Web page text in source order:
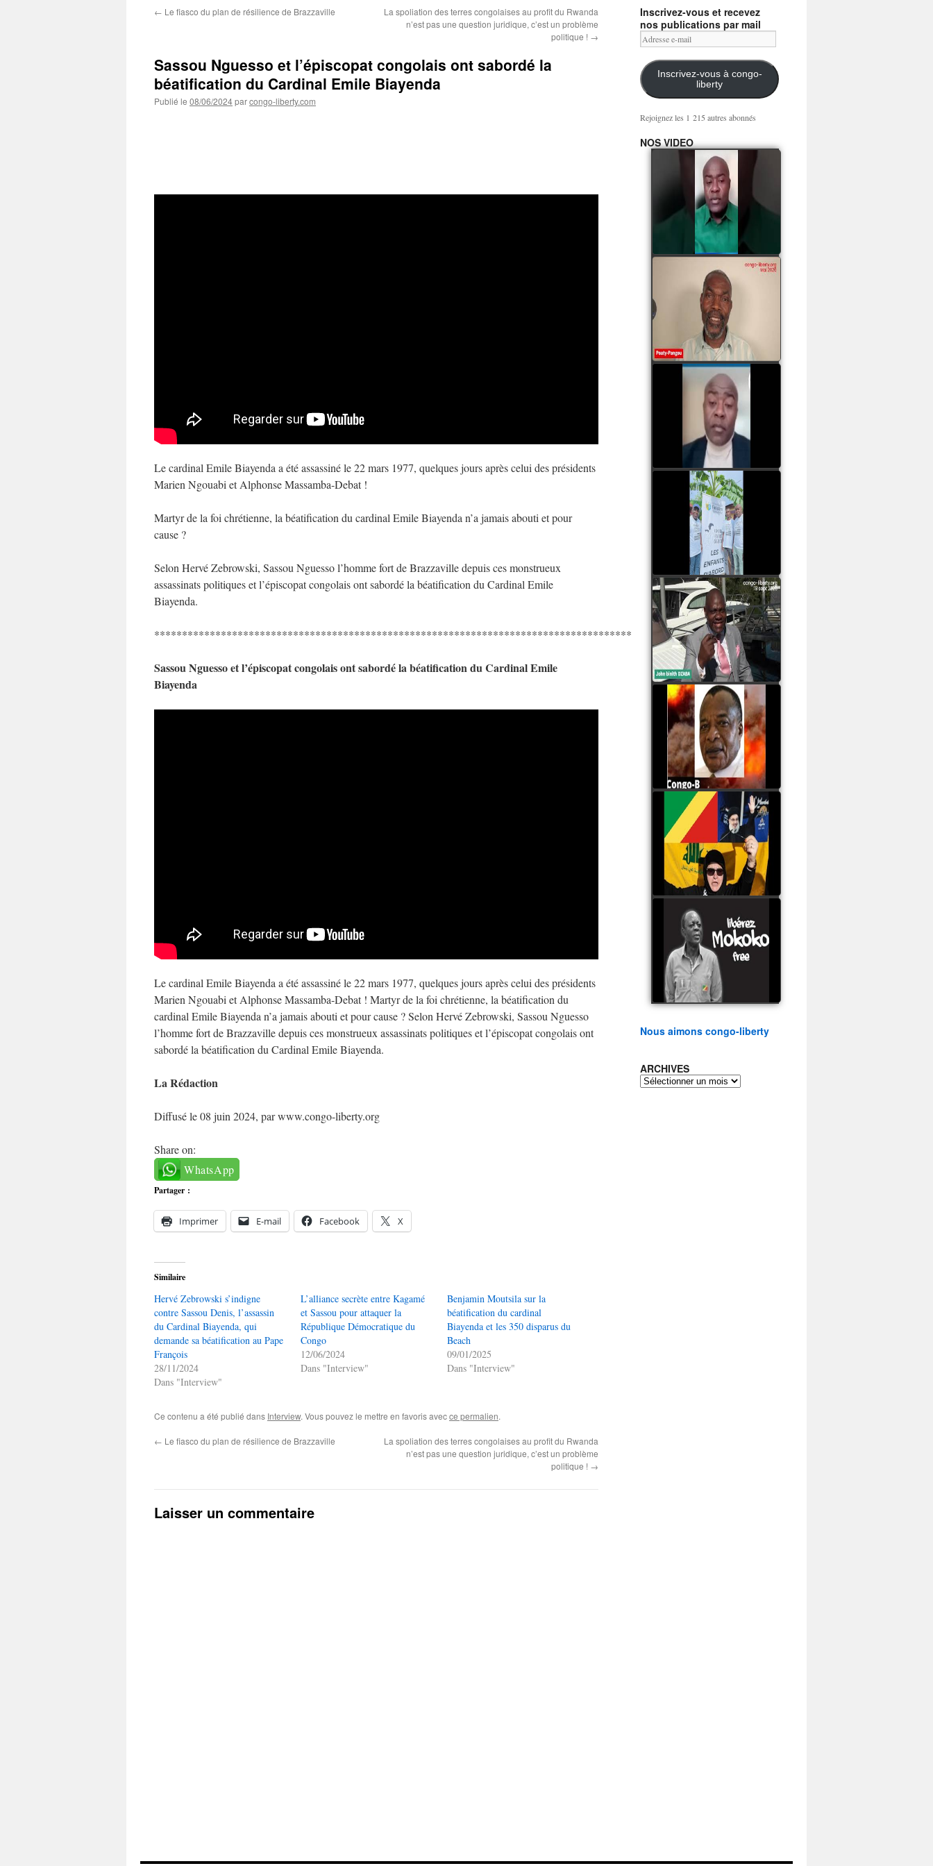
← Le fiasco du plan de résilience de Brazzaville
La spoliation des terres congolaises au profit du Rwanda
n’est pas une question juridique, c’est un problème
politique ! →
Sassou Nguesso et l’épiscopat congolais ont sabordé la
béatification du Cardinal Emile Biayenda
Publié le 08/06/2024parcongo-liberty.com
Le cardinal Emile Biayenda a été assassiné le 22 mars 1977, quelques jours après celui des présidents
Marien Ngouabi et Alphonse Massamba-Debat !
Martyr de la foi chrétienne, la béatification du cardinal Emile Biayenda n’a jamais abouti et pour
cause ?
Selon Hervé Zebrowski, Sassou Nguesso l’homme fort de Brazzaville depuis ces monstrueux
assassinats politiques et l’épiscopat congolais ont sabordé la béatification du Cardinal Emile
Biayenda.
**************************************************************************************
Sassou Nguesso et l’épiscopat congolais ont sabordé la béatification du Cardinal Emile
Biayenda
Le cardinal Emile Biayenda a été assassiné le 22 mars 1977, quelques jours après celui des présidents
Marien Ngouabi et Alphonse Massamba-Debat ! Martyr de la foi chrétienne, la béatification du
cardinal Emile Biayenda n’a jamais abouti et pour cause ? Selon Hervé Zebrowski, Sassou Nguesso
l’homme fort de Brazzaville depuis ces monstrueux assassinats politiques et l’épiscopat congolais ont
sabordé la béatification du Cardinal Emile Biayenda.
La Rédaction
Diffusé le 08 juin 2024, par www.congo-liberty.org
Share on:
WhatsApp
Partager :
Imprimer E-mail Facebook X
Similaire
Hervé Zebrowski s’indigne
contre Sassou Denis, l’assassin
du Cardinal Biayenda, qui
demande sa béatification au Pape
François
28/11/2024
Dans "Interview"
L’alliance secrète entre Kagamé
et Sassou pour attaquer la
République Démocratique du
Congo
12/06/2024
Dans "Interview"
Benjamin Moutsila sur la
béatification du cardinal
Biayenda et les 350 disparus du
Beach
09/01/2025
Dans "Interview"
Ce contenu a été publié dans Interview. Vous pouvez le mettre en favoris avecce permalien.
← Le fiasco du plan de résilience de Brazzaville
La spoliation des terres congolaises au profit du Rwanda
n’est pas une question juridique, c’est un problème
politique ! →
Laisser un commentaire
Inscrivez-vous et recevez
nos publications par mail
Adresse
e-
mail
Inscrivez-vous à congo-
liberty
Rejoignez les 1 215 autres abonnés
NOS VIDEO
Mingwa BIANGO : Ni
les mercenaires russes,
ni la garde présidentielle
ne mourront pour
Sassou Denis
watch video
POATY PANGOU
parle de la coquille vide
Collinet Makosso, des
assassinats des jeunes
par Serge OBOA
watch video
Sassou Nguesso est
revenu au pouvoir par
les armes, il ne quittera
le pouvoir que par la
force
watch video
watch video
John Binith Dzaba
s'exprime sur le voyage
de Rodrigue Malanda
Samba à Paris
watch video
Poaty Pangou La
Conférence des ethnies
est la seule solution pour
éviter la scission du
Congo B
watch video
Les liaisons dangereuses
du clan Sassou Nguesso
avec le Hezbollah
watch video
Le Général Mokoko est
l'unique légitimité
présidentielle du peuple
congolais
watch video
Nous aimons congo-liberty
ARCHIVES
ARCHIVES